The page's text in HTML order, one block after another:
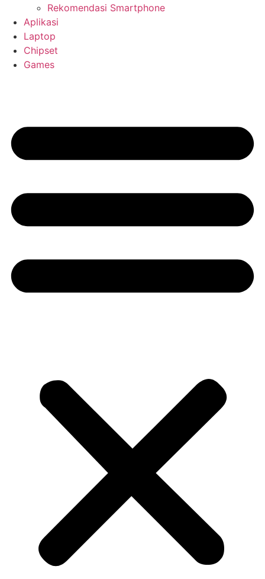
Rekomendasi Smartphone
Aplikasi
Laptop
Chipset
Games